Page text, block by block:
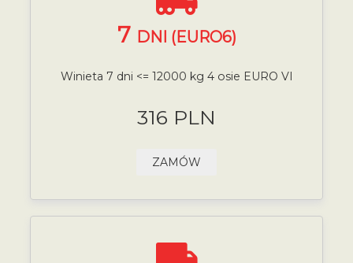
7 DNI (EURO6)
Winieta 7 dni <= 12000 kg 4 osie EURO VI
316 PLN
ZAMÓW